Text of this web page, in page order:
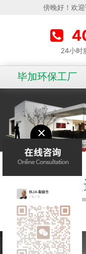
傍晚好！欢
24小时
毕加环保工厂